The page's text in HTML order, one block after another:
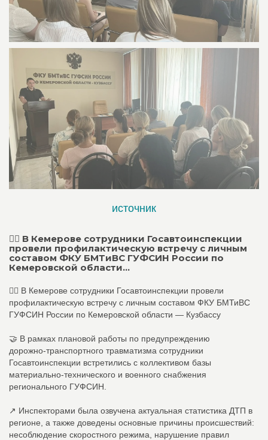
источник
👮‍♂ В Кемерове сотрудники Госавтоинспекции
провели профилактическую встречу с личным
составом ФКУ БМТиВС ГУФСИН России по
Кемеровской области...
👮‍♂ В Кемерове сотрудники Госавтоинспекции провели
профилактическую встречу с личным составом ФКУ БМТиВС
ГУФСИН России по Кемеровской области — Кузбассу
🤝 В рамках плановой работы по предупреждению
дорожно‑транспортного травматизма сотрудники
Госавтоинспекции встретились с коллективом базы
материально‑технического и военного снабжения
регионального ГУФСИН.
↗ Инспекторами была озвучена актуальная статистика ДТП в
регионе, а также доведены основные причины происшествий:
несоблюдение скоростного режима, нарушение правил